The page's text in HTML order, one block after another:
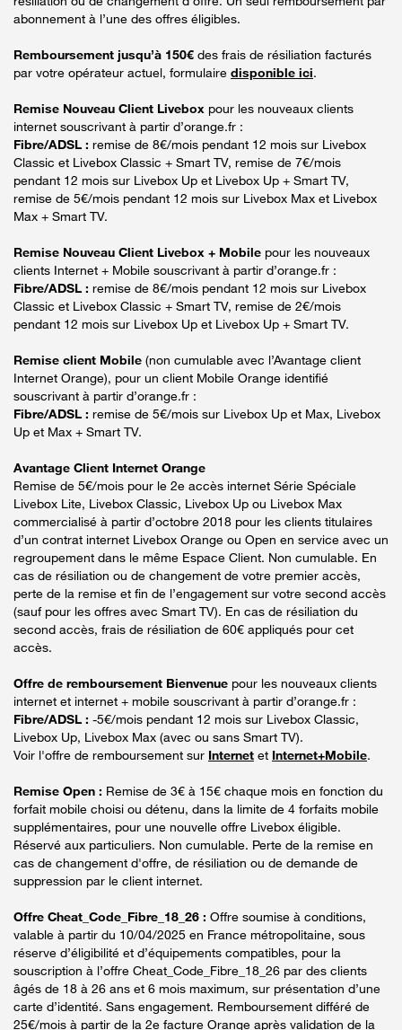
abonnement à l’une des offres éligibles.
Remboursement jusqu’à 150€ des frais de résiliation facturés
par votre opérateur actuel, formulaire disponible ici.
Remise Nouveau Client Livebox pour les nouveaux clients
internet souscrivant à partir d’orange.fr :
Fibre/ADSL : remise de 8€/mois pendant 12 mois sur Livebox
Classic et Livebox Classic + Smart TV, remise de 7€/mois
pendant 12 mois sur Livebox Up et Livebox Up + Smart TV,
remise de 5€/mois pendant 12 mois sur Livebox Max et Livebox
Max + Smart TV.
Remise Nouveau Client Livebox + Mobile pour les nouveaux
clients Internet + Mobile souscrivant à partir d’orange.fr :
Fibre/ADSL : remise de 8€/mois pendant 12 mois sur Livebox
Classic et Livebox Classic + Smart TV, remise de 2€/mois
pendant 12 mois sur Livebox Up et Livebox Up + Smart TV.
Remise client Mobile (non cumulable avec l’Avantage client
Internet Orange), pour un client Mobile Orange identifié
souscrivant à partir d’orange.fr :
Fibre/ADSL : remise de 5€/mois sur Livebox Up et Max, Livebox
Up et Max + Smart TV.
Avantage Client Internet Orange
Remise de 5€/mois pour le 2e accès internet Série Spéciale
Livebox Lite, Livebox Classic, Livebox Up ou Livebox Max
commercialisé à partir d’octobre 2018 pour les clients titulaires
d’un contrat internet Livebox Orange ou Open en service avec un
regroupement dans le même Espace Client. Non cumulable. En
cas de résiliation ou de changement de votre premier accès,
perte de la remise et fin de l’engagement sur votre second accès
(sauf pour les offres avec Smart TV). En cas de résiliation du
second accès, frais de résiliation de 60€ appliqués pour cet
accès.
Offre de remboursement Bienvenue pour les nouveaux clients
internet et internet + mobile souscrivant à partir d’orange.fr :
Fibre/ADSL : -5€/mois pendant 12 mois sur Livebox Classic,
Livebox Up, Livebox Max (avec ou sans Smart TV).
Voir l'offre de remboursement sur Internet et Internet+Mobile.
Remise Open : Remise de 3€ à 15€ chaque mois en fonction du
forfait mobile choisi ou détenu, dans la limite de 4 forfaits mobile
supplémentaires, pour une nouvelle offre Livebox éligible.
Réservé aux particuliers. Non cumulable. Perte de la remise en
cas de changement d'offre, de résiliation ou de demande de
suppression par le client internet.
Offre Cheat_Code_Fibre_18_26 : Offre soumise à conditions,
valable à partir du 10/04/2025 en France métropolitaine, sous
réserve d’éligibilité et d’équipements compatibles, pour la
souscription à l’offre Cheat_Code_Fibre_18_26 par des clients
âgés de 18 à 26 ans et 6 mois maximum, sur présentation d’une
carte d’identité. Sans engagement. Remboursement différé de
25€/mois à partir de la 2e facture Orange après validation de la